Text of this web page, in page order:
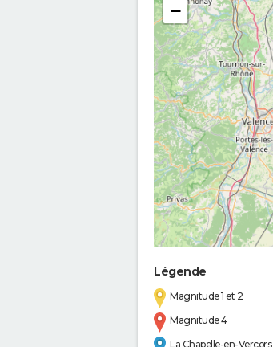
−
Légende
Magnitude 1 et 2
Magnitude 4
La Chapelle-en-Vercors